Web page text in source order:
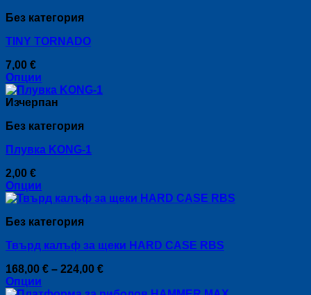
has
variants.
options
may
be
chosen
the
product
page
Без категория
TINY TORNADO
7,00 €
Опции
This
product
multiple
The
may
be
chosen
the
product
page
Изчерпан
Без категория
Плувка KONG-1
2,00 €
Опции
This
has
variants.
options
may
Без категория
Твърд калъф за щеки HARD CASE RBS
168,00 € – 224,00 €Price
Опции